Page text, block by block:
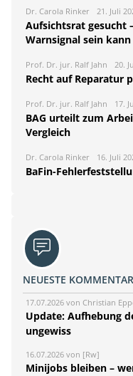
Dr. Carola Rinker 21. Juli
Aufsichtsrat gesucht
Warnsignal sein kann
Prof. Dr. jur. Ralf Jahn 20.
Recht auf Reparatur
Prof. Dr. jur. Ralf Jahn 17.
BAG urteilt zum
Vergleich
Dr. Carola Rinker 16. Juli
BaFin-
NEUESTE
17.07.2026 von Christian
Update: Aufhebung
ungewiss
16.07.2026 von [Rw]
Minijobs bleiben –